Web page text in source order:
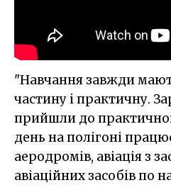
"Навчання завжди
частину і практичну.
прийшли до
день на полігоні
аеродромів, авіація з
авіаційних засобів по